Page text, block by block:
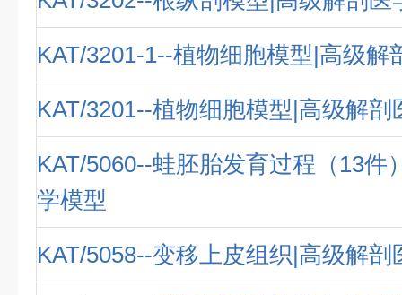
KAT/3201-1--植物细胞模型|高级解
KAT/3201--植物细胞模型|高级解剖
KAT/5060--蛙胚胎发育过程（13件
学模型
KAT/5058--变移上皮组织|高级解剖